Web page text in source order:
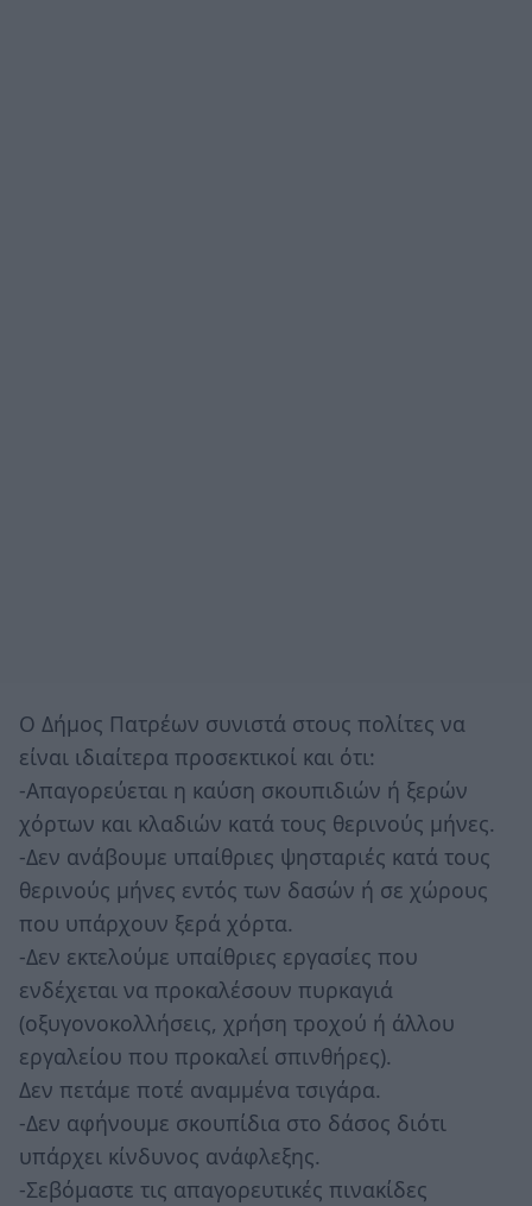
Ο Δήμος Πατρέων συνιστά στους πολίτες να
είναι ιδιαίτερα προσεκτικοί και ότι:
-Απαγορεύεται η καύση σκουπιδιών ή ξερών
χόρτων και κλαδιών κατά τους θερινούς μήνες.
-Δεν ανάβουμε υπαίθριες ψησταριές κατά τους
θερινούς μήνες εντός των δασών ή σε χώρους
που υπάρχουν ξερά χόρτα.
-Δεν εκτελούμε υπαίθριες εργασίες που
ενδέχεται να προκαλέσουν πυρκαγιά
(οξυγονοκολλήσεις, χρήση τροχού ή άλλου
εργαλείου που προκαλεί σπινθήρες).
Δεν πετάμε ποτέ αναμμένα τσιγάρα.
-Δεν αφήνουμε σκουπίδια στο δάσος διότι
υπάρχει κίνδυνος ανάφλεξης.
-Σεβόμαστε τις απαγορευτικές πινακίδες